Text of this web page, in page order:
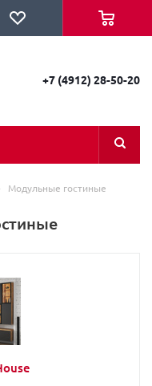
+7 (4912) 28-50-20
Модульные гостиные